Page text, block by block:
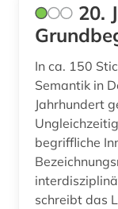
arnold, heinz ludwig | literaturwissenschaftler;
publizist;
arthur (1)
artikel (1)
asiaten (1)
Portugal (1)
Sachsen (1)
20.
In ca. 150
Semantik in
Jahrhundert
begriffliche
schreibt das